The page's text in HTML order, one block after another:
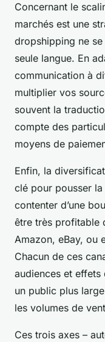
Concernant le
marchés est une
dropshipping ne
seule langue. En
communication à
multiplier vos
souvent la
compte des
moyens de
Enfin, la
clé pour pousser
contenter d’une
être très profitable
Amazon, eBay, ou
Chacun de ces
audiences et
un public plus
les volumes de
Ces trois axes –